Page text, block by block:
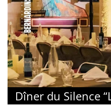
Dîner du Silence